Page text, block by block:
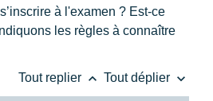
à l'examen ? Est-ce
les règles à connaître
Tout replier keyboard_arrow_up Tout déplier keyboard_arrow_down